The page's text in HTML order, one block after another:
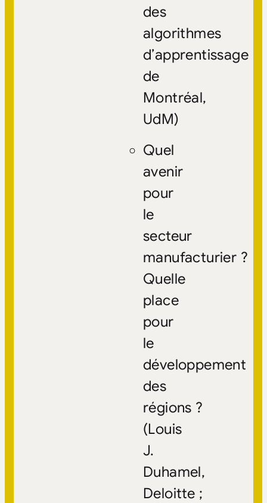
des
algorithmes
d’apprentissage
de
Montréal,
UdM)
Quel
avenir
pour
le
secteur
manufacturier ?
Quelle
place
pour
le
développement
des
régions ?
(Louis
J.
Duhamel,
Deloitte ;